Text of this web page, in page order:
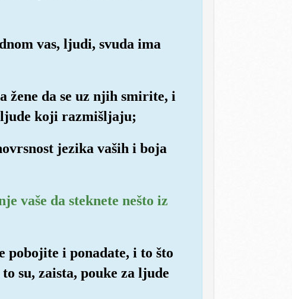
vas, ljudi, svuda ima
žene da se uz njih smirite, i
ljude koji razmišljaju;
jezika vaših i boja
vaše da steknete nešto iz
pobojite i ponadate, i to što
su, zaista, pouke za ljude